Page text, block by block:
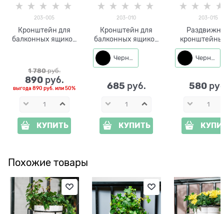
203-005
Кронштейн для
балконных ящиков
1 780 руб.
890 руб.
выгода890 руб. или50%
КУПИТЬ
203-010
Кронштейн для
балконных ящиков
(2 шт) 203-010
Черный
685 руб.
КУПИТЬ
203-015
кронштейны
кашпо (2 шт)
015Черный
580
Похожие товары